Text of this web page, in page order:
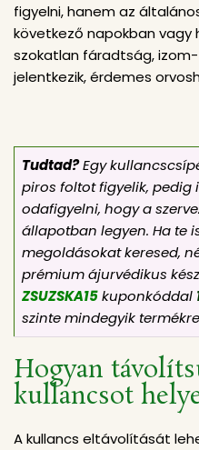
figyelni, hanem az
következő napokban vagy
szokatlan fáradtság,
jelentkezik, érdemes
Tudtad?Egy
piros foltot figyelik, pedig
odafigyelni, hogy a
állapotban legyen. Ha te
megoldásokat keresed,
prémium ájurvédikus
ZSUZSKA15kuponkóddal
szinte mindegyik
Hogyan
kullancsot
A kullancs eltávolítását